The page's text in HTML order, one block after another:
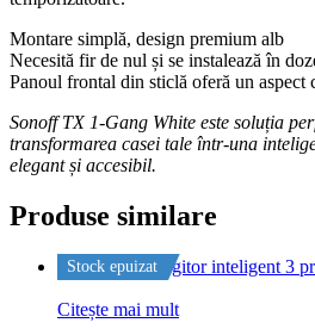
Montare simplă, design premium alb
Necesită fir de nul și se instalează în
Panoul frontal din sticlă oferă un aspect
Sonoff TX 1-Gang White este soluția
transformarea casei tale într-una
elegant și accesibil.
Produse similare
Stock epuizat
Citește mai mult